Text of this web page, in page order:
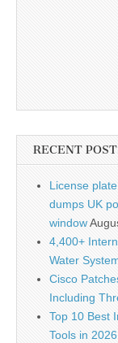
RECENT
License
dumps UK
window
4,400+
Water
Cisco
Including
Top 10 Best
Tools in 2026